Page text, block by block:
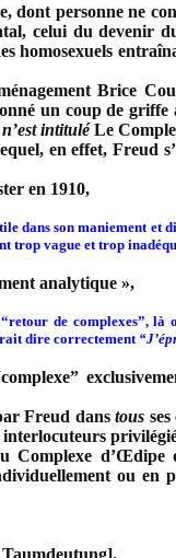
personne ne
celui du devenir
homosexuels
Brice
un coup de griffe
intituléLe
en effet, Freud
en 1910,
dans son maniement
trop vague et trop
analytique »,
de complexes”,
dire correctement
Freud danstous
Complexe
ou en
Taumdeutung].